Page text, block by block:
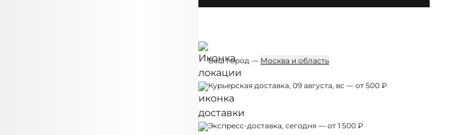
Ваш город — Москва и область
Курьерская доставка, 09 августа, вс — от 500 ₽
Экспресс-доставка, сегодня — от 1 500 ₽